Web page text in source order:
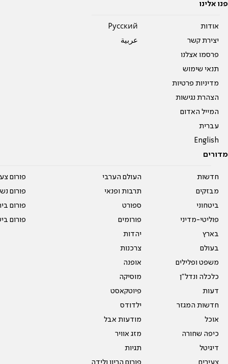
פנו אלינו
אודות
יצירת קשר
פרסמו אצלנו
תנאי שימוש
מדיניות פרטיות
הצהרת נגישות
המייל האדום
עברית
English
Pусский
عربية
מדורים
חדשות
מבזקים
ביטחוני
פוליטי-מדיני
בארץ
בעולם
משפט ופלילים
כלכלה ונדל"ן
דעות
חדשות המגזר
אוכל
כיפה שחורה
דיגיטל
צעירים
העולם הערבי
תרבות ופנאי
ספורט
פורומים
יהדות
צרכנות
אופנה
מוסיקה
פיוטקאסט
ילדודס
מודעות אבל
מזג אוויר
תגיות
פורום הריון ולידה
פורום
פורום
פורום
פורום